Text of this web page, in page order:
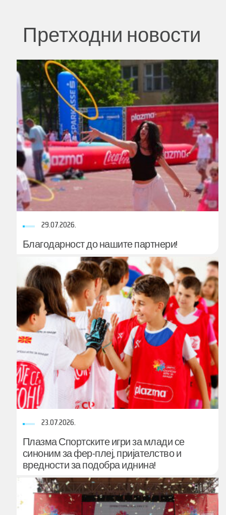
Претходни новости
29.07.2026.
Благодарност до нашите партнери!
23.07.2026.
Плазма Спортските игри за млади се
синоним за фер-плеј, пријателство и
вредности за подобра иднина!